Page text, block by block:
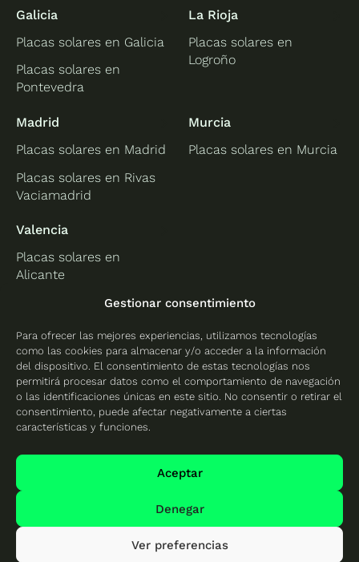
Gestionar consentimiento
Para ofrecer las mejores experiencias, utilizamos tecnologías
como las cookies para almacenar y/o acceder a la información
del dispositivo. El consentimiento de estas tecnologías nos
permitirá procesar datos como el comportamiento de navegación
o las identificaciones únicas en este sitio. No consentir o retirar el
consentimiento, puede afectar negativamente a ciertas
características y funciones.
Aceptar
Denegar
Ver preferencias
Galicia
Placas solares en Galicia
Placas solares en
Pontevedra
La Rioja
Placas solares en
Logroño
Madrid
Placas solares en Madrid
Placas solares en Rivas
Vaciamadrid
Murcia
Placas solares en Murcia
Valencia
Placas solares en
Alicante
Placas solares en
Placas solares en
Valencia
Mapa del sitio
© 2026 Cambio Energético - Todos los derechos